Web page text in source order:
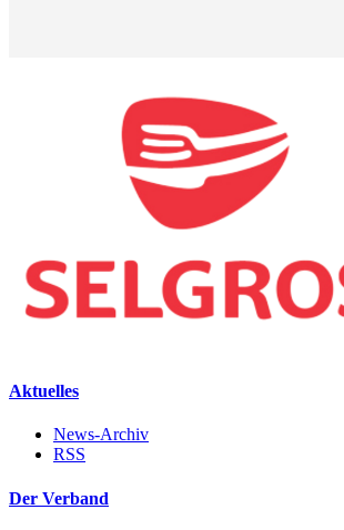
Aktuelles
News-Archiv
RSS
Der Verband